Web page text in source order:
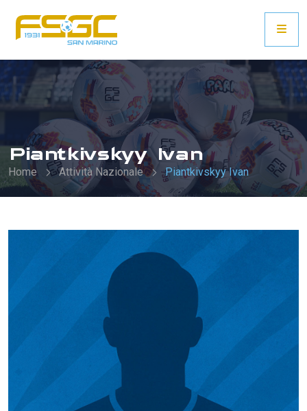
Piantkivskyy Ivan
Home Attività Nazionale Piantkivskyy Ivan